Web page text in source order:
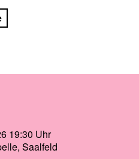
kurzfristig, ob eine
werden muss. In
19:30 Uhr
Saalfeld